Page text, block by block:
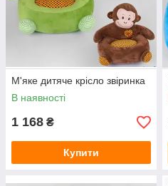
М'яке дитяче крісло звіринка
В наявності
1 168 ₴
Купити